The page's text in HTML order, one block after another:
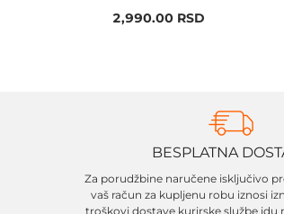
2,990.00 RSD
BESPLATNA
Za porudžbine naručene isključivo
vaš račun za kupljenu robu iznosi
troškovi dostave kurirske službe idu